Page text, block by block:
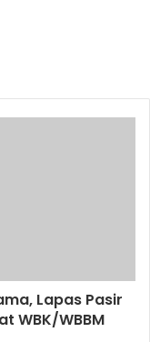
Lapas Pasir
WBK/WBBM